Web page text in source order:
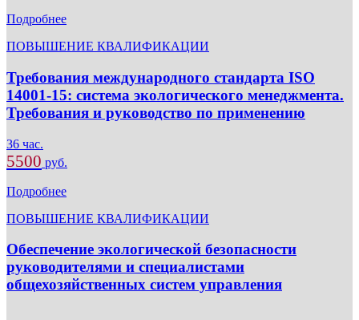
Подробнее
ПОВЫШЕНИЕ КВАЛИФИКАЦИИ
Требования международного стандарта ISO
14001-15: система экологического менеджмента.
Требования и руководство по применению
36 час.
5500 руб.
Подробнее
ПОВЫШЕНИЕ КВАЛИФИКАЦИИ
Обеспечение экологической безопасности
руководителями и специалистами
общехозяйственных систем управления